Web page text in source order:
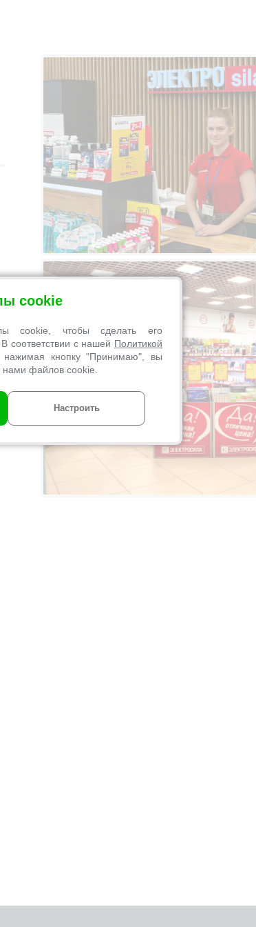
cookie
cookie, чтобы сделать его
соответствии с нашей Политикой
кнопку "Принимаю", вы
нами файлов cookie.
Настроить